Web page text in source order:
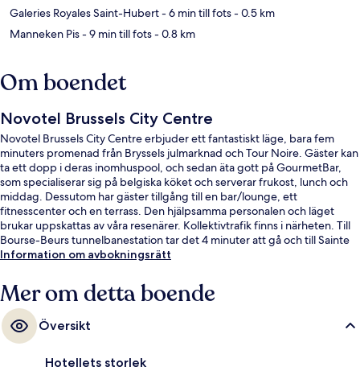
Galeries Royales Saint-Hubert- 6 min till fots- 0.5 km
Manneken Pis- 9 min till fots- 0.8 km
Om boendet
Novotel Brussels City Centre
Novotel Brussels City Centre erbjuder ett fantastiskt läge, bara fem
minuters promenad från Bryssels julmarknad och Tour Noire. Gäster kan
ta ett dopp i deras inomhuspool, och sedan äta gott på GourmetBar,
som specialiserar sig på belgiska köket och serverar frukost, lunch och
middag. Dessutom har gäster tillgång till en bar/lounge, ett
fitnesscenter och en terrass. Den hjälpsamma personalen och läget
brukar uppskattas av våra resenärer. Kollektivtrafik finns i närheten. Till
Bourse-Beurs tunnelbanestation tar det 4 minuter att gå och till Sainte
Catherine-Sint Katelijne tunnelbanestation är det 4 minuter.
Information om avbokningsrätt
Mer om detta boende
Översikt
Hotellets storlek